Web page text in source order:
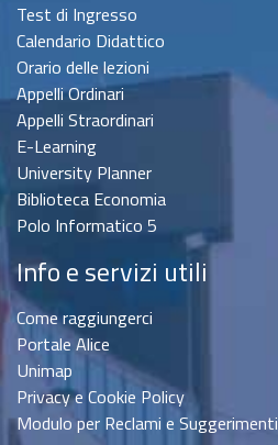
Test di Ingresso
Calendario Didattico
Orario delle lezioni
Appelli Ordinari
Appelli Straordinari
E-Learning
University Planner
Biblioteca Economia
Polo Informatico 5
Info e servizi utili
Come raggiungerci
Portale Alice
Unimap
Privacy e Cookie Policy
Modulo per Reclami e Suggerimenti